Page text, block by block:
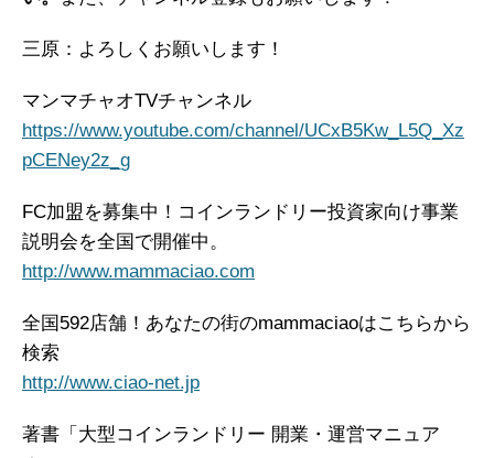
三原：よろしくお願いします！
マンマチャオTVチャンネル
https://www.youtube.com/channel/UCxB5Kw_L5Q_Xz
pCENey2z_g
FC加盟を募集中！コインランドリー投資家向け事業
説明会を全国で開催中。
http://www.mammaciao.com
全国592店舗！あなたの街のmammaciaoはこちらから
検索
http://www.ciao-net.jp
著書「大型コインランドリー 開業・運営マニュア